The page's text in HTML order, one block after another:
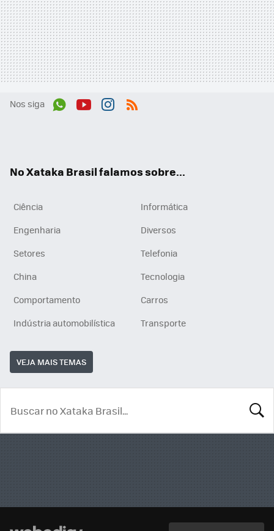
Nos siga
No Xataka Brasil falamos sobre...
Ciência
Informática
Engenharia
Diversos
Setores
Telefonia
China
Tecnologia
Comportamento
Carros
Indústria automobilística
Transporte
VEJA MAIS TEMAS